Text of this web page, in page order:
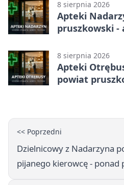
8 sierpnia 2026
Apteki
pruszkowski -
8 sierpnia 2026
Apteki
powiat
<< Poprzedni
Dzielnicowy z Nadarzyna
pijanego kierowcę - ponad